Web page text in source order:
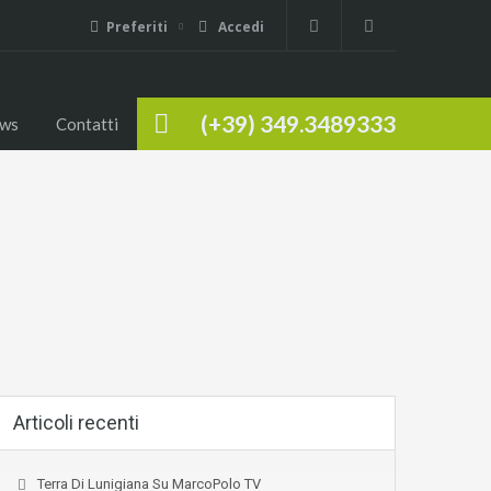
Preferiti Accedi
(+39) 349.3489333
Contatti
Articoli recenti
Terra Di Lunigiana Su MarcoPolo TV